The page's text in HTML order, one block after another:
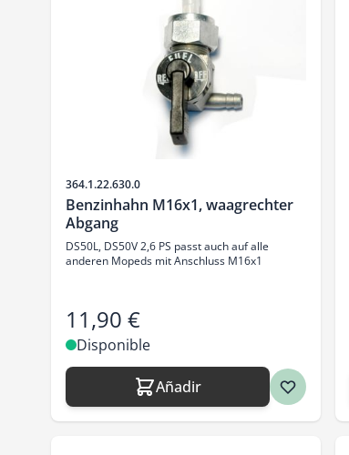
SKU
364.1.22.630.0
Benzinhahn M16x1, waagrechter
Abgang
DS50L, DS50V 2,6 PS passt auch auf alle
anderen Mopeds mit Anschluss M16x1
11,90 €
Disponible
Añadir